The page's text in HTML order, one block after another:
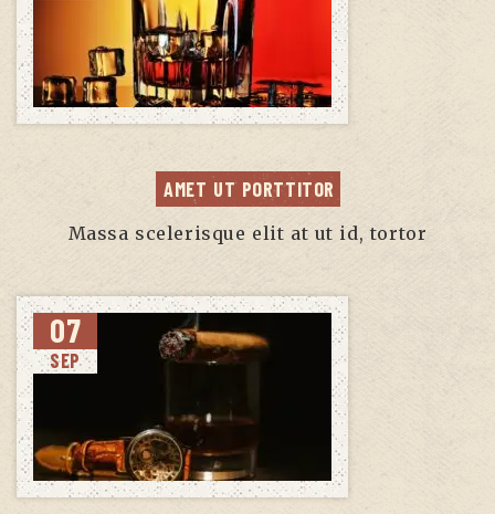
AMET UT PORTTITOR
Massa scelerisque elit at ut id, tortor
07
SEP